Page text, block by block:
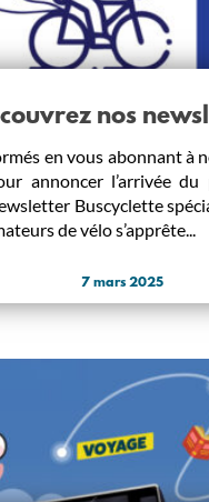
nos
en vous abonnant à
annoncer l’arrivée du
Buscyclette
de vélo s’apprête...
7 mars 2025